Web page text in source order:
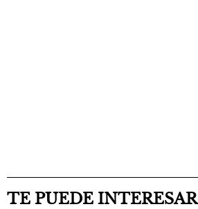
TE PUEDE INTERESAR